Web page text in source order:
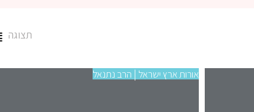
תצוגה
אורות ארץ ישראל | הרב נתנאל